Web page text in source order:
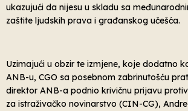
ukazujući da nijesu u skladu sa
zaštite ljudskih prava i građanskog učešća.
Uzimajući u obzir te izmjene, koje dodatno
ANB-u, CGO sa posebnom zabrinutošću
direktor ANB-a podnio krivičnu prijavu
za istraživačko novinarstvo (CIN-CG),